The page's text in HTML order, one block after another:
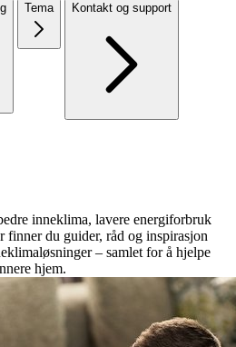
Tema Kontakt og support
inneklima, lavere energiforbruk
du guider, råd og inspirasjon
– samlet for å hjelpe
hjem.